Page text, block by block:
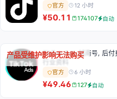
官方 12 小时
¥50.11 174107 自动
TikTok Ads 越南号, 后
官方 6 小时
¥49.46 127 自动
产品受维护影响无法购买